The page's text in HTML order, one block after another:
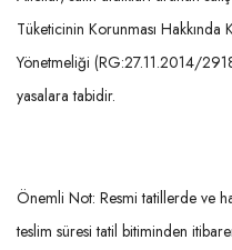
Tüketicinin Korunması
Yönetmeliği (RG:27.11.2014/
yasalara tabidir.
Önemli Not: Resmi tatillerde ve
teslim süresi tatil bitiminden